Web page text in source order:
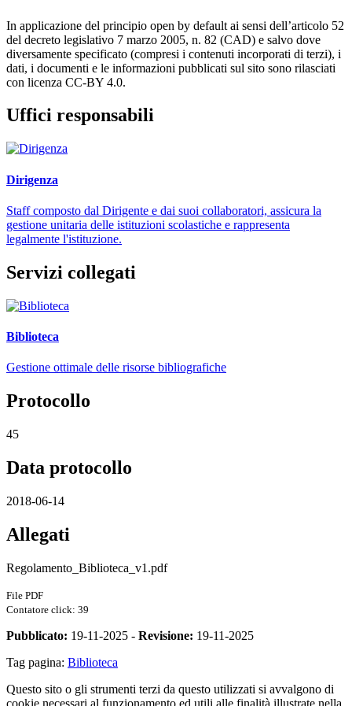
In applicazione del principio open by default ai sensi dell’articolo 52
del decreto legislativo 7 marzo 2005, n. 82 (CAD) e salvo dove
diversamente specificato (compresi i contenuti incorporati di terzi), i
dati, i documenti e le informazioni pubblicati sul sito sono rilasciati
con licenza CC-BY 4.0.
Uffici responsabili
Dirigenza
Staff composto dal Dirigente e dai suoi collaboratori, assicura la
gestione unitaria delle istituzioni scolastiche e rappresenta
legalmente l'istituzione.
Servizi collegati
Biblioteca
Gestione ottimale delle risorse bibliografiche
Protocollo
45
Data protocollo
2018-06-14
Allegati
Regolamento_Biblioteca_v1.pdf
File PDF
Contatore click: 39
Pubblicato: 19-11-2025 - Revisione: 19-11-2025
Tag pagina: Biblioteca
Questo sito o gli strumenti terzi da questo utilizzati si avvalgono di
cookie necessari al funzionamento ed utili alle finalità illustrate nella